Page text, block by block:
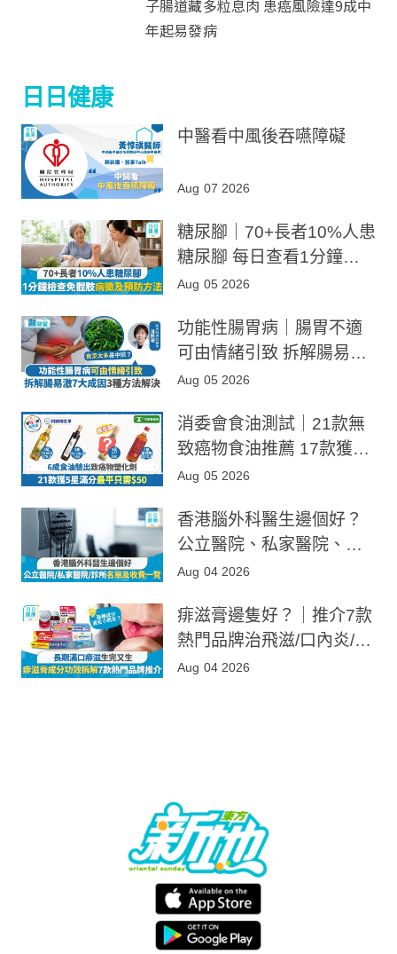
日日健康
中醫看中風後吞嚥障礙
Aug 07 2026
糖尿腳｜70+長者10%人患
糖尿腳 每日查看1分鐘免
截肢 病徵／前期預防／病
Aug 05 2026
功能性腸胃病｜腸胃不適
可由情緒引致 拆解腸易激
7大成因 3種方法解決功能
Aug 05 2026
消委會食油測試｜21款無
致癌物食油推薦 17款獲5
星滿分
Aug 05 2026
香港腦外科醫生邊個好？
公立醫院、私家醫院、診
所收費及名單
Aug 04 2026
痱滋膏邊隻好？｜推介7款
熱門品牌治飛滋/口內炎/口
腔潰瘍 附消委會成分功效
Aug 04 2026